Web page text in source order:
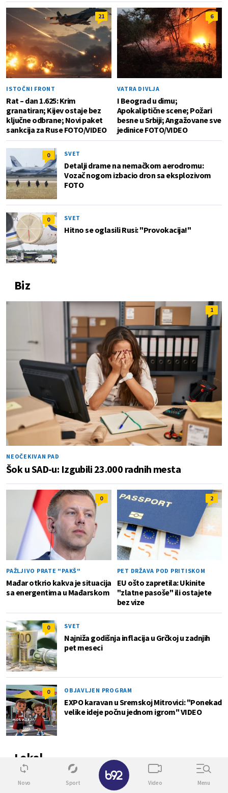
21
ISTOČNI FRONT
Rat – dan 1.625: Krim
granatiran; Kijev ostaje bez
ključne odbrane; Novi paket
sankcija za Ruse FOTO/VIDEO
6
VATRA DIVLJA
I Beograd u dimu;
Apokaliptične scene; Požari
besne u Srbiji; Angažovane sve
jedinice FOTO/VIDEO
0 SVET
Detalji drame na nemačkom aerodromu:
Vozač nogom izbacio dron sa eksplozivom
FOTO
0 SVET
Hitno se oglasili Rusi: "Provokacija!"
Biz
1
NEOČEKIVAN PAD
Šok u SAD-u: Izgubili 23.000 radnih mesta
0
PAŽLJIVO PRATE "PAKŠ"
Mađar otkrio kakva je situacija
sa energentima u Mađarskom
2
PET DRŽAVA POD PRITISKOM
EU ošto zapretila: Ukinite
"zlatne pasoše" ili ostajete
bez vize
0 SVET
Najniža godišnja inflacija u Grčkoj u zadnjih
pet meseci
0 OBJAVLJEN PROGRAM
EXPO karavan u Sremskoj Mitrovici: "Ponekad
velike ideje počnu jednom igrom" VIDEO
Lokal
Novo Sport Video Menu
✕